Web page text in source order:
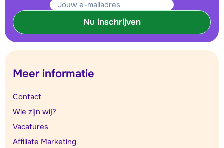
Nu inschrijven
Meer informatie
Contact
Wie zijn wij?
Vacatures
Affiliate Marketing